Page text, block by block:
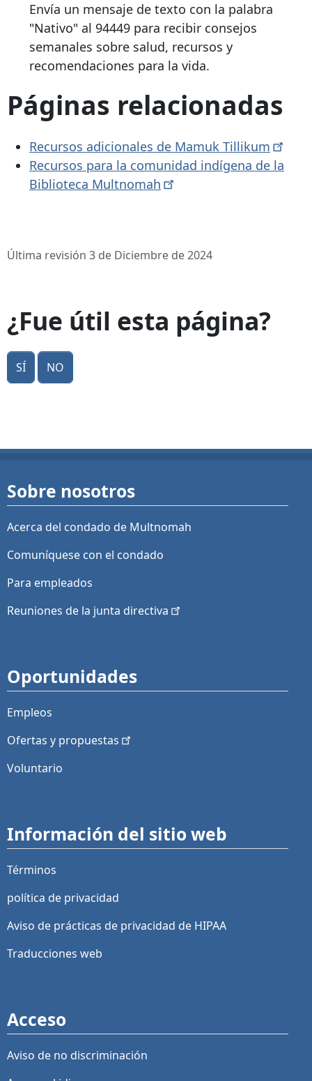
Envía un mensaje de texto con la palabra
"Nativo" al 94449 para recibir consejos
semanales sobre salud, recursos y
recomendaciones para la vida.
Páginas relacionadas
Recursos adicionales de Mamuk Tillikum
Recursos para la comunidad indígena de la
Biblioteca Multnomah
Última revisión 3 de Diciembre de 2024
¿Fue útil esta página?
Sí No
Sobre nosotros
Acerca del condado de Multnomah
Comuníquese con el condado
Para empleados
Reuniones de la junta directiva
Oportunidades
Empleos
Ofertas y propuestas
Voluntario
Información del sitio web
Términos
política de privacidad
Aviso de prácticas de privacidad de HIPAA
Traducciones web
Acceso
Aviso de no discriminación